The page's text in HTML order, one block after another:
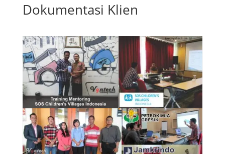
Dokumentasi Klien